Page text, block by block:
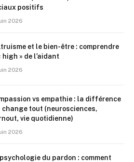
positifs
2026
et le bien-être : comprendre
high » de l’aidant
2026
vs empathie : la différence
change tout (neurosciences,
vie quotidienne)
2026
du pardon : comment